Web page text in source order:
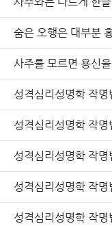
숨은 오행은 대부분
사주를 모르면 용신
성격심리성명학 작명
성격심리성명학 작명
성격심리성명학 작명
성격심리성명학 작명
성격심리성명학 작명